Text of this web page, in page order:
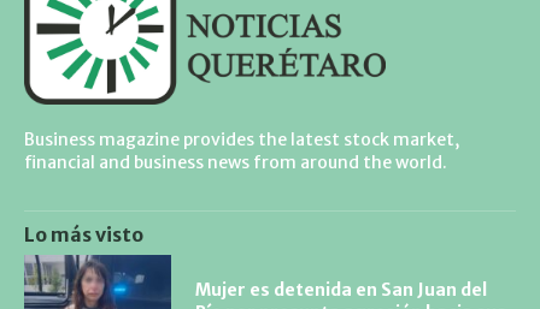
Business magazine provides the latest stock market,
financial and business news from around the world.
Lo más visto
Mujer es detenida en San Juan del